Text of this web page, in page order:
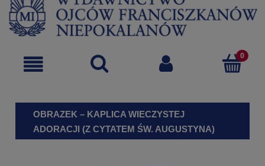
OBRAZEK – KAPLICA WIECZYSTEJ
ADORACJI (Z CYTATEM ŚW. AUGUSTYNA)